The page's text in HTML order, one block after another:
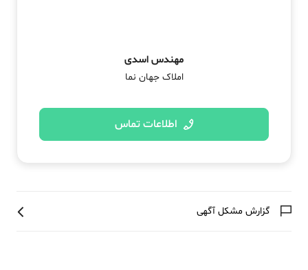
مهندس اسدی
املاک جهان نما
اطلاعات تماس
گزارش مشکل آگهی